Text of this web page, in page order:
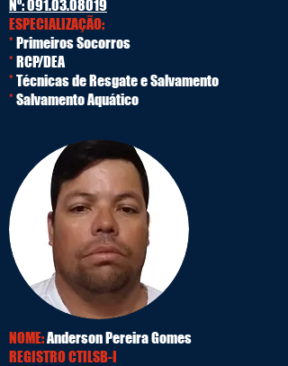
Nº:091.03.08019
ESPECIALIZAÇÃO:
* Primeiros Socorros
* RCP/DEA
* Técnicas de Resgate e Salvamento
* Salvamento Aquático
NOME:Anderson Pereira Gomes
REGISTRO CTILSB-I